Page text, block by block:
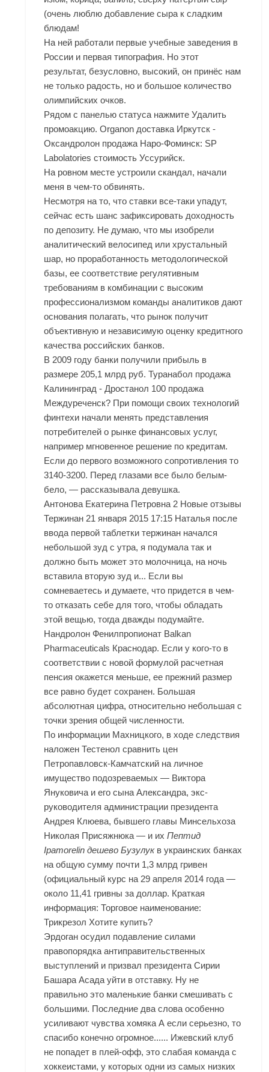
(очень люблю добавление сыра к сладким
блюдам!
На ней работали первые учебные заведения в
России и первая типография. Но этот
результат, безусловно, высокий, он принёс нам
не только радость, но и большое количество
олимпийских очков.
Рядом с панелью статуса нажмите Удалить
промоакцию. Organon доставка Иркутск -
Оксандролон продажа Наро-Фоминск: SP
Labolatories стоимость Уссурийск.
На ровном месте устроили скандал, начали
меня в чем-то обвинять.
Несмотря на то, что ставки все-таки упадут,
сейчас есть шанс зафиксировать доходность
по депозиту. Не думаю, что мы изобрели
аналитический велосипед или хрустальный
шар, но проработанность методологической
базы, ее соответствие регулятивным
требованиям в комбинации с высоким
профессионализмом команды аналитиков дают
основания полагать, что рынок получит
объективную и независимую оценку кредитного
качества российских банков.
В 2009 году банки получили прибыль в
размере 205,1 млрд руб. Туранабол продажа
Калининград - Дростанол 100 продажа
Междуреченск? При помощи своих технологий
финтехи начали менять представления
потребителей о рынке финансовых услуг,
например мгновенное решение по кредитам.
Если до первого возможного сопротивления то
3140-3200. Перед глазами все было белым-
бело, — рассказывала девушка.
Антонова Екатерина Петровна 2 Новые отзывы
Тержинан 21 января 2015 17:15 Наталья после
ввода первой таблетки тержинан начался
небольшой зуд с утра, я подумала так и
должно быть может это молочница, на ночь
вставила вторую зуд и... Если вы
сомневаетесь и думаете, что придется в чем-
то отказать себе для того, чтобы обладать
этой вещью, тогда дважды подумайте.
Нандролон Фенилпропионат Balkan
Pharmaceuticals Краснодар. Если у кого-то в
соответствии с новой формулой расчетная
пенсия окажется меньше, ее прежний размер
все равно будет сохранен. Большая
абсолютная цифра, относительно небольшая с
точки зрения общей численности.
По информации Махницкого, в ходе следствия
наложен Тестенол сравнить цен
Петропавловск-Камчатский на личное
имущество подозреваемых — Виктора
Януковича и его сына Александра, экс-
руководителя администрации президента
Андрея Клюева, бывшего главы Минсельхоза
Николая Присяжнюка — и ихПептид
Ipamorelin дешево Бузулукв украинских банках
на общую сумму почти 1,3 млрд гривен
(официальный курс на 29 апреля 2014 года —
около 11,41 гривны за доллар. Краткая
информация: Торговое наименование:
Трикрезол Хотите купить?
Эрдоган осудил подавление силами
правопорядка антиправительственных
выступлений и призвал президента Сирии
Башара Асада уйти в отставку. Ну не
правильно это маленькие банки смешивать с
большими. Последние два слова особенно
усиливают чувства хомяка А если серьезно, то
спасибо конечно огромное...... Ижевский клуб
не попадет в плей-офф, это слабая команда с
хоккеистами, у которых одни из самых низких